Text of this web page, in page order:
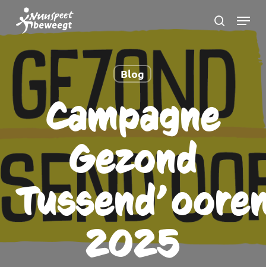
naar
hoofdinhoud
zoeken
Menu
Blog
Campagne
Gezond
2025
Menu